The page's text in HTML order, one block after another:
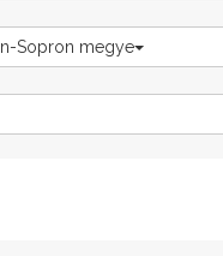
Sopron megye